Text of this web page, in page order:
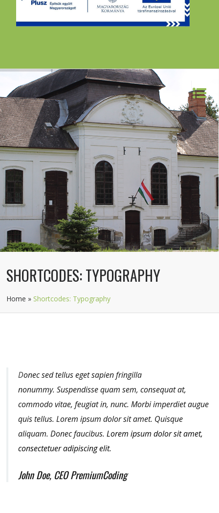
SHORTCODES: TYPOGRAPHY
Home » Shortcodes: Typography
Donec sed tellus eget sapien fringilla
nonummy.Suspendisse quam sem, consequat at,
commodo vitae, feugiat in, nunc. Morbi imperdiet augue
quis tellus. Lorem ipsum dolor sit amet. Quisque
aliquam. Donec faucibus.Lorem ipsum dolor sit amet,
consectetuer adipiscing elit.
John Doe, CEO PremiumCoding